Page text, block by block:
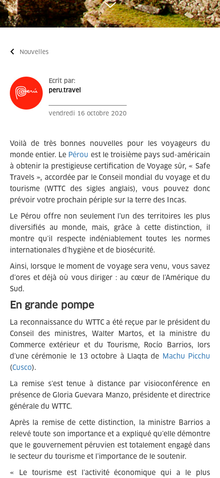
Nouvelles
Ecrit par:
peru.travel
vendredi 16 octobre 2020
Voilà de très bonnes nouvelles pour les voyageurs du
monde entier. Le Pérou est le troisième pays sud-américain
à obtenir la prestigieuse certification de Voyage sûr, « Safe
Travels », accordée par le Conseil mondial du voyage et du
tourisme (WTTC des sigles anglais), vous pouvez donc
prévoir votre prochain périple sur la terre des Incas.
Le Pérou offre non seulement l’un des territoires les plus
diversifiés au monde, mais, grâce à cette distinction, il
montre qu’il respecte indéniablement toutes les normes
internationales d’hygiène et de biosécurité.
Ainsi, lorsque le moment de voyage sera venu, vous savez
d’ores et déjà où vous diriger : au cœur de l’Amérique du
Sud.
En grande pompe
La reconnaissance du WTTC a été reçue par le président du
Conseil des ministres, Walter Martos, et la ministre du
Commerce extérieur et du Tourisme, Rocío Barrios, lors
d’une cérémonie le 13 octobre à Llaqta de Machu Picchu
(Cusco).
La remise s’est tenue à distance par visioconférence en
présence de Gloria Guevara Manzo, présidente et directrice
générale du WTTC.
Après la remise de cette distinction, la ministre Barrios a
relevé toute son importance et a expliqué qu’elle démontre
que le gouvernement péruvien est totalement engagé dans
le secteur du tourisme et l’importance de le soutenir.
« Le tourisme est l’activité économique qui a le plus